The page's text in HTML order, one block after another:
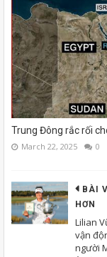
Trung Đông rắc rối
March 22, 2025 0
BÀI
HƠN
Lilian
vận
người